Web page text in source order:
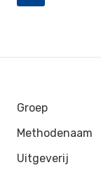
Groep
Methodenaam
Uitgeverij